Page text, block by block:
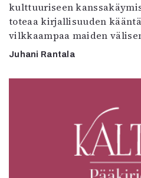
kulttuuriseen
toteaa kirjallisuuden
vilkkaampaa maiden
Juhani Rantala